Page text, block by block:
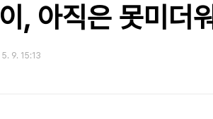
, 아직은 못미더워
9. 15:13